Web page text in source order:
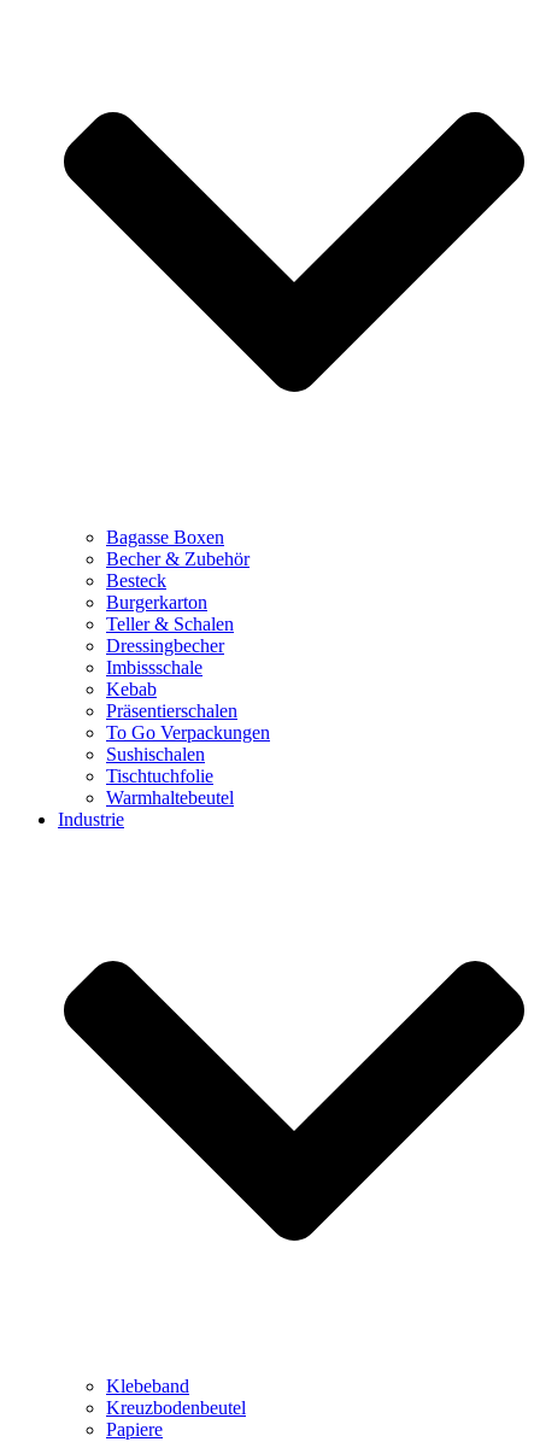
Bagasse Boxen
Becher & Zubehör
Besteck
Burgerkarton
Teller & Schalen
Dressingbecher
Imbissschale
Kebab
Präsentierschalen
To Go Verpackungen
Sushischalen
Tischtuchfolie
Warmhaltebeutel
Industrie
Klebeband
Kreuzbodenbeutel
Papiere